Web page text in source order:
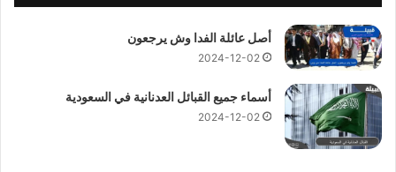
أصل عائلة الفدا وش يرجعون
2024-12-02
أسماء جميع القبائل العدنانية في السعودية
2024-12-02